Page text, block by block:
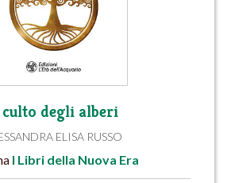
degli alberi
ELISA RUSSO
I Libri della Nuova Era